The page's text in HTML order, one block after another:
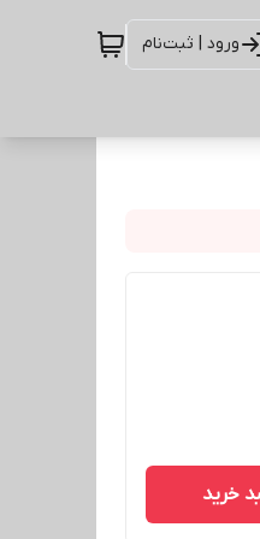
ورود | ثبت‌نام
خرید